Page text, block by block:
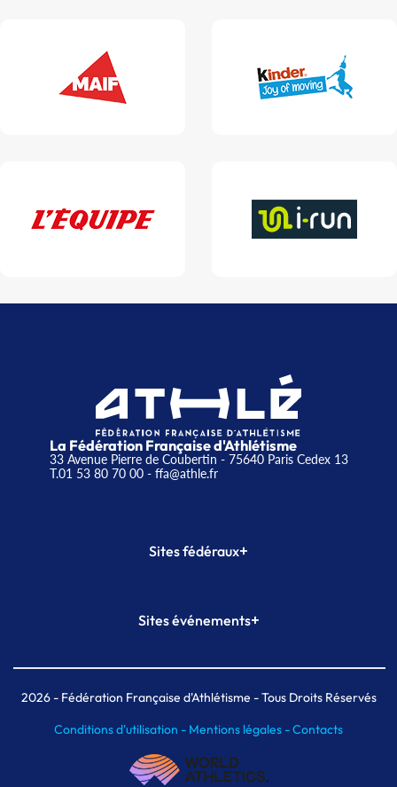
La Fédération Française d'Athlétisme
33 Avenue Pierre de Coubertin - 75640 Paris Cedex 13
T.01 53 80 70 00- ffa@athle.fr
Sites fédéraux+
Plateforme Formation
Sites événements+
Meeting de Paris indoor
MAIF Ekiden de Paris
2026- Fédération Française d'Athlétisme - Tous Droits Réservés
Conditions d'utilisation - Mentions légales -Contacts